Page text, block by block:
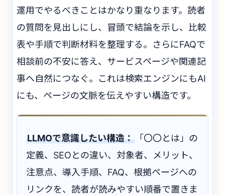
運用でやるべきことはかなり重なります。読者
の質問を見出しにし、冒頭で結論を示し、比較
表や手順で判断材料を整理する。さらにFAQで
相談前の不安に答え、サービスページや関連記
事へ自然につなぐ。これは検索エンジンにもAI
にも、ページの文脈を伝えやすい構造です。
LLMOで意識したい構造： 「〇〇とは」の
定義、SEOとの違い、対象者、メリット、
注意点、導入手順、FAQ、根拠ページへの
リンクを、読者が読みやすい順番で置きま